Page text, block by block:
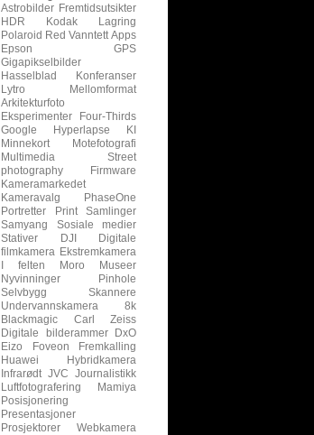
Astrobilder Fremtidsutsikter
HDR
Kodak
Lagring
Polaroid Red Vanntett Apps
Epson
GPS
Gigapikselbilder
Hasselblad
Konferanser
Lytro
Mellomformat
Arkitekturfoto
Eksperimenter
Four-Thirds
Google
Hyperlapse
KI
Minnekort
Motefotografi
Multimedia
Street
photography
Firmware
Kameramarkedet
Kameravalg
PhaseOne
Portretter
Print
Samlinger
Samyang
Sosiale medier
Stativer
DJI
Digitale
filmkamera Ekstremkamera
I felten
Moro
Museer
Nyvinninger
Pinhole
Selvbygg
Skannere
Undervannskamera
8k
Blackmagic
Carl Zeiss
Digitale bilderammer
DxO
Eizo
Foveon
Fremkalling
Huawei
Hybridkamera
Infrarødt JVC
Journalistikk
Luftfotografering
Mamiya
Posisjonering
Presentasjoner
Prosjektorer
Webkamera